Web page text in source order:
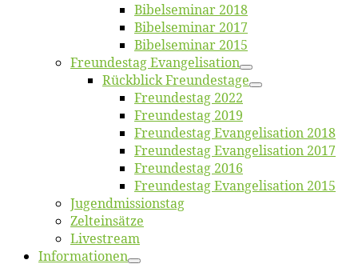
Bi­bel­se­mi­nar 2018
Bibelsemi­nar 2017
Bibelsemi­nar 2015
Freun­des­tag Evangelisation
Rück­blick Freundestage
Freun­des­tag 2022
Freun­des­tag 2019
Freun­des­tag Evan­ge­li­sa­ti­on 2018
Freun­des­tag Evan­ge­li­sa­ti­on 2017
Freun­des­tag 2016
Freun­des­tag Evan­ge­li­sa­ti­on 2015
Jugend­mis­sions­tag
Zelt­ein­sät­ze
Live­stream
Informatio­nen